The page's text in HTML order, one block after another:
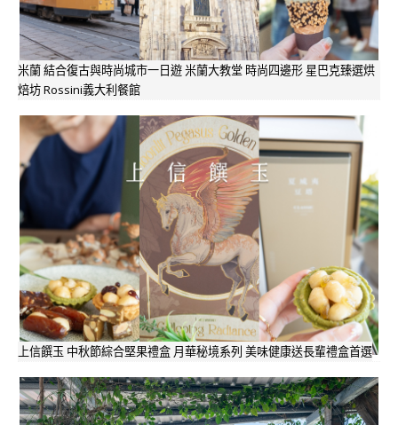
米蘭 結合復古與時尚城市一日遊 米蘭大教堂 時尚四邊形 星巴克臻選烘
焙坊 Rossini義大利餐館
上信饌玉 中秋節綜合堅果禮盒 月華秘境系列 美味健康送長輩禮盒首選